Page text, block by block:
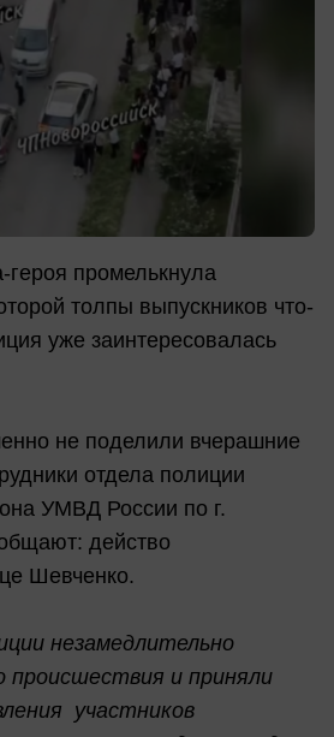
героя промелькнула
толпы выпускников что-
уже заинтересовалась
не поделили вчерашние
отдела полиции
УМВД России по г.
действо
Шевченко.
незамедлительно
происшествия и приняли
участников